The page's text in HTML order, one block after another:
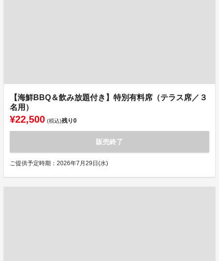
【海鮮BBQ＆飲み放題付き】特別有料席（テラス席／３
名用）
¥22,500 (税込)残り0
販売終了
ご提供予定時期：2026年7月29日(水)